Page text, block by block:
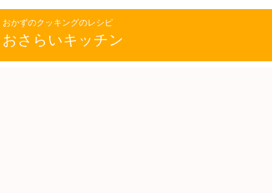
おかずのクッキングのレシピ
おさらいキッチン